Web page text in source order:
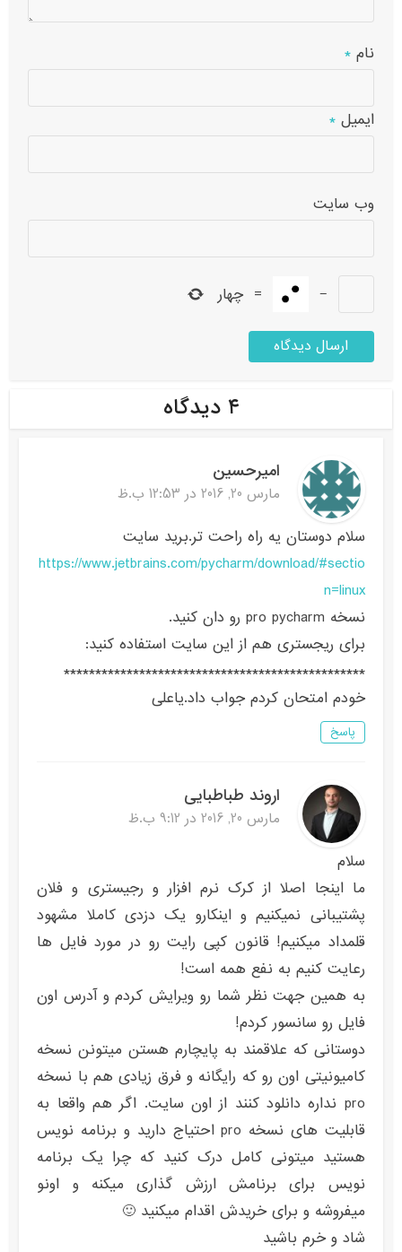
نام*
ایمیل*
وب‌ سایت
−
= چهار
۴ دیدگاه
امیرحسین
مارس 20, 2016 در 12:53 ب.ظ
سلام دوستان یه راه راحت تر.برید سایت
https://www.jetbrains.com/pycharm/download/#sectio
n=linux
نسخه pro pycharm رو دان کنید.
برای ریجستری هم از این سایت استفاده کنید:
************************************************
خودم امتحان کردم جواب داد.یاعلی
پاسخ
اروند طباطبایی
مارس 20, 2016 در 9:12 ب.ظ
سلام
ما اینجا اصلا از کرک نرم افزار و رجیستری و فلان
پشتیبانی نمیکنیم و اینکارو یک دزدی کاملا مشهود
قلمداد میکنیم! قانون کپی رایت رو در مورد فایل ها
رعایت کنیم به نفع همه است!
به همین جهت نظر شما رو ویرایش کردم و آدرس اون
فایل رو سانسور کردم!
دوستانی که علاقمند به پایچارم هستن میتونن نسخه
کامیونیتی اون رو که رایگانه و فرق زیادی هم با نسخه
pro نداره دانلود کنند از اون سایت. اگر هم واقعا به
قابلیت های نسخه pro احتیاج دارید و برنامه نویس
هستید میتونی کامل درک کنید که چرا یک برنامه
نویس برای برنامش ارزش گذاری میکنه و اونو
میفروشه و برای خریدش اقدام میکنید 🙂
شاد و خرم باشید